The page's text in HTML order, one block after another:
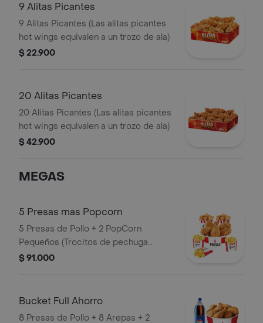
9 Alitas Picantes
9 Alitas Picantes (Las alitas picantes
hot wings equivalen a un trozo de ala)
$ 22.900
20 Alitas Picantes
20 Alitas Picantes (Las alitas picantes
hot wings equivalen a un trozo de ala)
$ 42.900
MEGAS
5 Presas mas Popcorn
5 Presas de Pollo + 2 PopCorn
Pequeños (Trocitos de pechuga
apanados) + 3 Papas Pequeñas
$ 91.000
Bucket Full Ahorro
8 Presas de Pollo + 8 Arepas + 2